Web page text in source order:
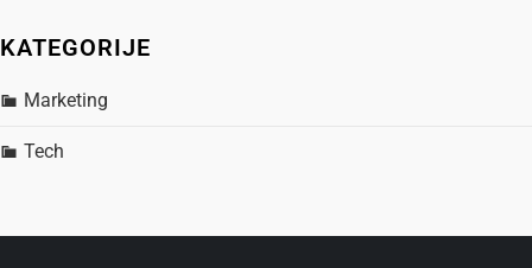
k
a
KATEGORIJE
Marketing
Tech